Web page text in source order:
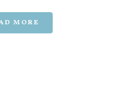
MORE